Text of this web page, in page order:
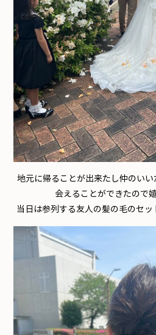
地元に帰ることが出来たし仲のい
会えることができたので
当日は参列する友人の髪の毛のセ